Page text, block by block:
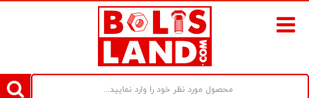
سامانه آنلاین فروش پیچ و مهره های صنعتی بولتز لند | سرزمین پیچ